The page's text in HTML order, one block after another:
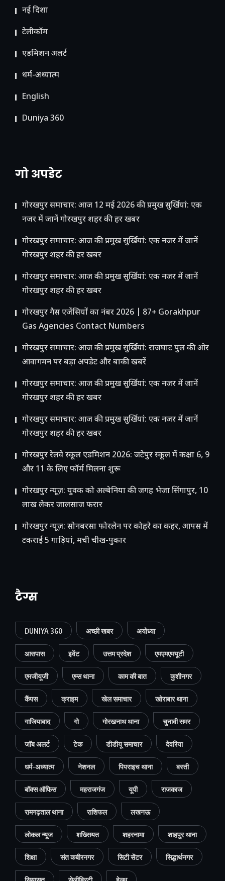
नई दिशा
टेलीकॉम
ए​डमिशन अलर्ट
धर्म-अध्यात्म
English
Duniya 360
गो अपडेट
गोरखपुर समाचार: आज 12 मई 2026 की प्रमुख सुर्खियां: एक
नजर में जानें गोरखपुर शहर की हर खबर
गोरखपुर समाचार: आज की प्रमुख सुर्खियां: एक नजर में जानें
गोरखपुर शहर की हर खबर
गोरखपुर समाचार: आज की प्रमुख सुर्खियां: एक नजर में जानें
गोरखपुर शहर की हर खबर
गोरखपुर गैस एजेंसियों का नंबर 2026 | 87+ Gorakhpur
Gas Agencies Contact Numbers
गोरखपुर समाचार: आज की प्रमुख सुर्खियां: राजघाट पुल की ओर
आवागमन पर बड़ा अपडेट और बाकी खबरें
गोरखपुर समाचार: आज की प्रमुख सुर्खियां: एक नजर में जानें
गोरखपुर शहर की हर खबर
गोरखपुर समाचार: आज की प्रमुख सुर्खियां: एक नजर में जानें
गोरखपुर शहर की हर खबर
गोरखपुर रेलवे स्कूल एडमिशन 2026: जटेपुर स्कूल में कक्षा 6, 9
और 11 के लिए फॉर्म मिलना शुरू
गोरखपुर न्यूज़: युवक को अल्बेनिया की जगह भेजा सिंगापुर, 10
लाख लेकर जालसाज फरार
गोरखपुर न्यूज़: सोनबरसा फोरलेन पर कोहरे का कहर, आपस में
टकराईं 5 गाड़ियां, मची चीख-पुकार
टैग्स
DUNIYA 360 अच्छी खबर अयोध्या
आसपास इवेंट उत्तम प्रदेश एमएमएमयूटी
एमजीयूजी एम्स थाना काम की बात कुशीनगर
कैंपस क्राइम खेल समाचार खोराबार थाना
गाजियाबाद गो गोरखनाथ थाना चुनावी समर
जॉब अलर्ट टेक डीडीयू समाचार देवरिया
धर्म-अध्यात्म नेशनल पिपराइच थाना बस्ती
बॉक्स ऑफिस महराजगंज यूपी राजकाज
रामगढ़ताल थाना राशिफल लखनऊ
लोकल न्यूज शख्सियत शहरनामा शाहपुर थाना
शिक्षा संत कबीरनगर सिटी सेंटर सिद्धार्थनगर